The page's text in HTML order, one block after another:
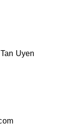
Uyen